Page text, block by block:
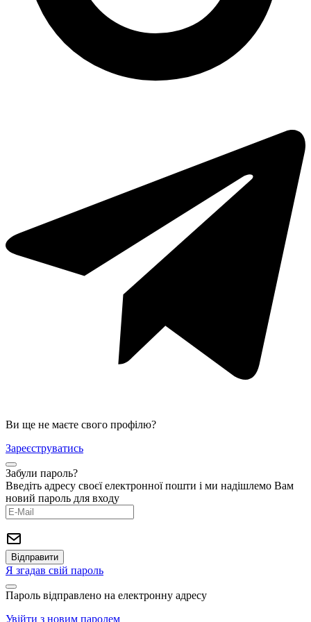
Контейнер для супу купити
Ви ще не маєте свого профілю?
Зареєструватись
Забули пароль?
Введіть адресу своєї електронної пошти і ми надішлемо Вам
новий пароль для входу
Я згадав свій пароль
Пароль відправлено на електронну адресу
Увійти з новим паролем